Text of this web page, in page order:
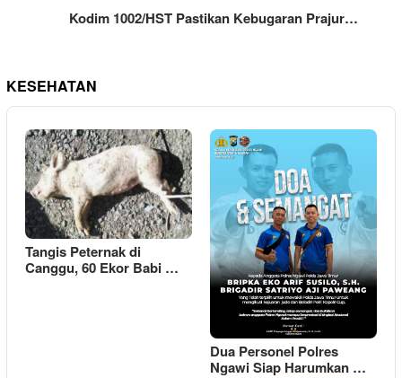
Kodim 1002/HST Pastikan Kebugaran Prajur…
KESEHATAN
Tangis Peternak di
Canggu, 60 Ekor Babi …
Dua Personel Polres
Ngawi Siap Harumkan …